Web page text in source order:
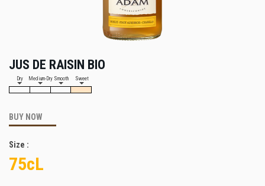
JUS DE RAISIN BIO
Dry Medium-Dry Smooth Sweet
BUY NOW
Size :
75cL